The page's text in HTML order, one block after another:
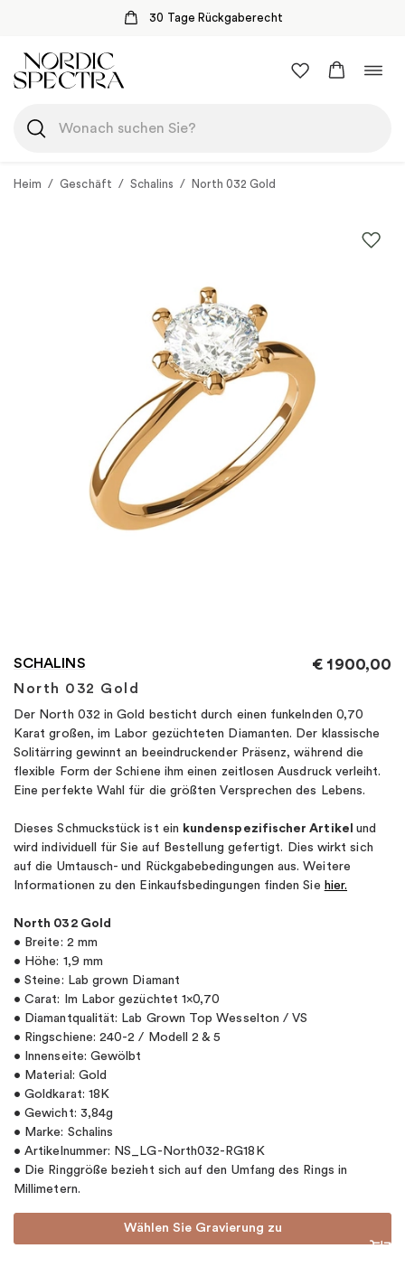
30 Tage Rückgaberecht
Inhalt
springen
Heim / Geschäft / Schalins / North 032 Gold
SCHALINS
North 032 Gold
€ 1900,00
Der North 032 in Gold besticht durch einen funkelnden 0,70
Karat großen, im Labor gezüchteten Diamanten. Der klassische
Solitärring gewinnt an beeindruckender Präsenz, während die
flexible Form der Schiene ihm einen zeitlosen Ausdruck verleiht.
Eine perfekte Wahl für die größten Versprechen des Lebens.
Dieses Schmuckstück ist ein kundenspezifischer Artikel und
wird individuell für Sie auf Bestellung gefertigt. Dies wirkt sich
auf die Umtausch- und Rückgabebedingungen aus. Weitere
Informationen zu den Einkaufsbedingungen finden Sie hier.
North 032 Gold
• Breite: 2 mm
• Höhe: 1,9 mm
• Steine: Lab grown Diamant
• Carat: Im Labor gezüchtet 1×0,70
• Diamantqualität: Lab Grown Top Wesselton / VS
• Ringschiene: 240-2 / Modell 2 & 5
• Innenseite: Gewölbt
• Material: Gold
• Goldkarat: 18K
• Gewicht: 3,84g
• Marke: Schalins
• Artikelnummer: NS_LG-North032-RG18K
• Die Ringgröße bezieht sich auf den Umfang des Rings in
Millimetern.
Wählen Sie Gravierung zu